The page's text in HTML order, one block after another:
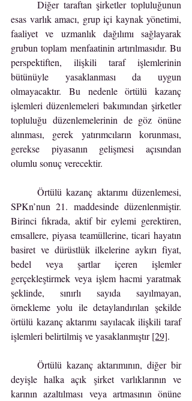
esas varlık amacı, grup içi kaynak yönetimi,
faaliyet ve uzmanlık dağılımı sağlayarak
grubun toplam menfaatinin artırılmasıdır. Bu
perspektiften, ilişkili taraf işlemlerinin
bütünüyle yasaklanması da uygun
olmayacaktır. Bu nedenle örtülü kazanç
işlemleri düzenlemeleri bakımından şirketler
topluluğu düzenlemelerinin de göz önüne
alınması, gerek yatırımcıların korunması,
gerekse piyasanın gelişmesi açısından
olumlu sonuç verecektir.
SPKn’nun 21. maddesinde düzenlenmiştir.
Birinci fıkrada, aktif bir eylemi gerektiren,
emsallere, piyasa teamüllerine, ticari hayatın
basiret ve dürüstlük ilkelerine aykırı fiyat,
bedel veya şartlar içeren işlemler
gerçekleştirmek veya işlem hacmi yaratmak
şeklinde, sınırlı sayıda sayılmayan,
örnekleme yolu ile detaylandırılan şekilde
örtülü kazanç aktarımı sayılacak ilişkili taraf
işlemleri belirtilmiş ve yasaklanmıştır [29].
deyişle halka açık şirket varlıklarının ve
karının azaltılması veya artmasının önüne